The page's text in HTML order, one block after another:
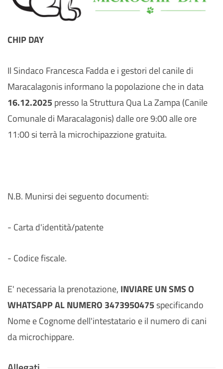
CHIP DAY
Il Sindaco Francesca Fadda e i gestori del canile di
Maracalagonis informano la popolazione che in data
16.12.2025presso la Struttura Qua La Zampa (Canile
Comunale di Maracalagonis) dalle ore 9:00 alle ore
11:00 si terrà la microchipazzione gratuita.
N.B. Munirsi dei seguento documenti:
- Carta d'identità/patente
- Codice fiscale.
E' necessaria la prenotazione, INVIARE UN SMS O
WHATSAPP AL NUMERO 3473950475specificando
Nome e Cognome dell'intestatario e il numero di cani
da microchippare.